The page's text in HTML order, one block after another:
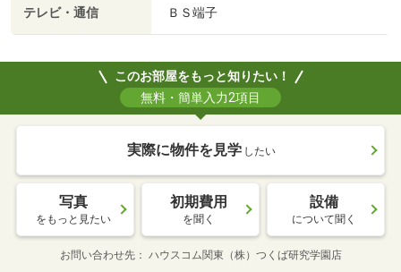
テレビ・通信 ＢＳ端子
このお部屋をもっと知りたい！
無料・簡単入力2項目
実際に物件を見学 したい
写真
をもっと見たい
初期費用
を聞く
設備
について聞く
お問い合わせ先 ハウスコム関東（株）つくば研究学園店